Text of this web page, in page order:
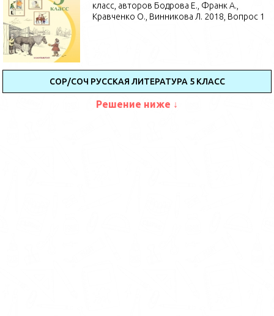
класс, авторов Бодрова Е., Франк А.,
Кравченко О., Винникова Л. 2018, Вопрос 1
СОР/СОЧ РУССКАЯ ЛИТЕРАТУРА 5 КЛАСС
Решение ниже ↓